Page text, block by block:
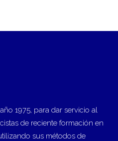
1975, para dar servicio al
de reciente formación en
sus métodos de